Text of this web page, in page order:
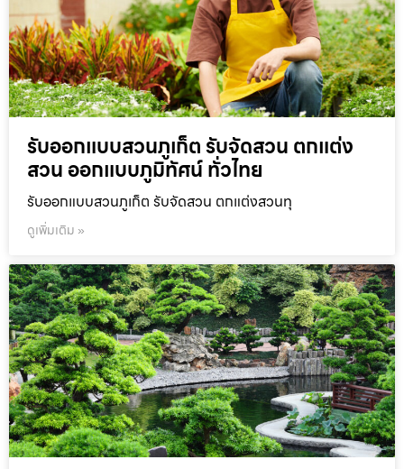
รับออกแบบสวนภูเก็ต รับจัดสวน ตกแต่ง
สวน ออกแบบภูมิทัศน์ ทั่วไทย
รับออกแบบสวนภูเก็ต รับจัดสวน ตกแต่งสวนทุ
ดูเพิ่มเติม »